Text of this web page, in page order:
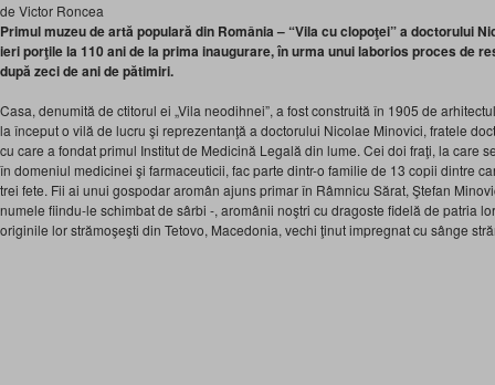
de Victor Roncea
Primul muzeu de artă populară din România – “Vila cu clopoţei” a doctorului
ieri porţile la 110 ani de la prima inaugurare, în urma unui laborios proces de
după zeci de ani de pătimiri.
Casa, denumită de ctitorul ei „Vila neodihnei”, a fost construită în 1905 de
la început o vilă de lucru şi reprezentanţă a doctorului Nicolae Minovici, fratele
cu care a fondat primul Institut de Medicină Legală din lume. Cei doi fraţi, la care
în domeniul medicinei şi farmaceuticii, fac parte dintr-o familie de 13 copii dintre
trei fete. Fii ai unui gospodar aromân ajuns primar în Râmnicu Sărat, Ştefan
numele fiindu-le schimbat de sârbi -, aromânii noştri cu dragoste fidelă de patria
originile lor strămoşeşti din Tetovo, Macedonia, vechi ţinut impregnat cu sânge